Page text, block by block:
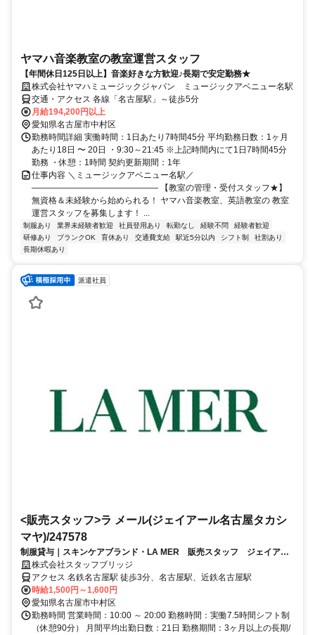
ヤマハ音楽教室の教室運営スタッフ
【年間休日125日以上】音楽好きな方歓迎♪長期で安定勤務★
株式会社ヤマハミュージックジャパン ミュージックアベニュー名駅
交通・アクセス 各線「名古屋駅」～徒歩5分
月給194,200円以上
愛知県名古屋市中村区
勤務時間詳細 実働時間：1日あたり7時間45分 平均勤務日数：1ヶ月
あたり18日 〜 20日 ・9:30～21:45 ※上記時間内にて1日7時間45分
勤務 ・休憩：1時間 契約更新期間：1年
仕事内容 ＼ミュージックアベニュー名駅／
――――――――――――――― 【教室の管理・受付スタッフ★】
無資格＆未経験から始められる！ ヤマハ音楽教室、英語教室の 教室
運営スタッフを募集します！ ...
制服あり 業界未経験者歓迎 社員登用あり 転勤なし 経験不問
経験者歓迎
研修あり
ブランクOK 育休あり 交通費支給 駅近5分以内 シフト制
社割あり
長期休暇あり
派遣社員
<販売スタッフ>ラ メール(ジェイアール名古屋タカシ
マヤ)/247578
制服貸与｜スキンケアブランド・LA MER 販売スタッフ ジェイアー
ル名古屋タカシマヤ（前払いOK）
株式会社スタッフブリッジ
アクセス 名鉄名古屋駅 徒歩3分、名古屋駅、近鉄名古屋駅
時給1,500円～1,600円
愛知県名古屋市中村区
勤務時間 営業時間：10:00 ～ 20:00 勤務時間：実働7.5時間シフト制
（休憩90分） 月間平均出勤日数：21日 勤務期間：3ヶ月以上の長期/